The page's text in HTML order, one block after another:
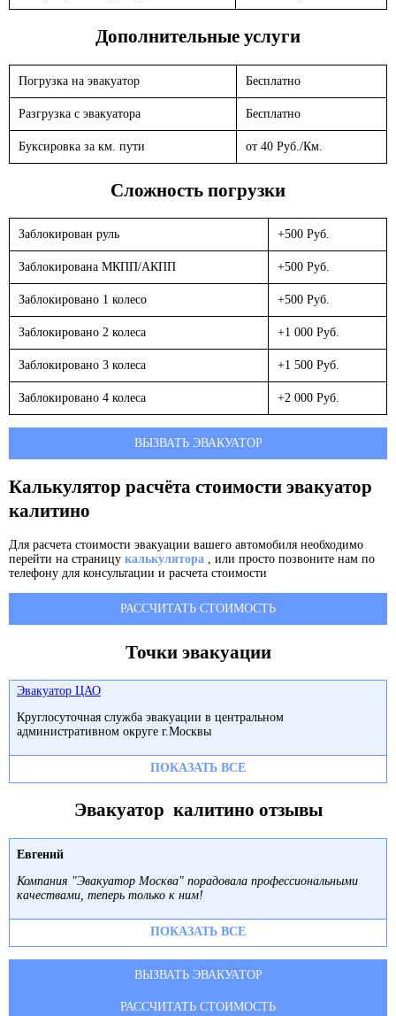
Дополнительные услуги
Погрузка на эвакуатор Бесплатно
Разгрузка с эвакуатора Бесплатно
Буксировка за км. пути от 40 Руб./Км.
Сложность погрузки
Заблокирован руль +500 Руб.
Заблокирована МКПП/АКПП +500 Руб.
Заблокировано 1 колесо +500 Руб.
Заблокировано 2 колеса +1 000 Руб.
Заблокировано 3 колеса +1 500 Руб.
Заблокировано 4 колеса +2 000 Руб.
ВЫЗВАТЬ ЭВАКУАТОР
Калькулятор расчёта стоимости эвакуатор
калитино
Для расчета стоимости эвакуации вашего автомобиля необходимо
перейти на страницу калькулятора , или просто позвоните нам по
телефону для консультации и расчета стоимости
РАССЧИТАТЬ СТОИМОСТЬ
Точки эвакуации
Эвакуатор ЦАО
Круглосуточная служба эвакуации в центральном
административном округе г.Москвы
ПОКАЗАТЬ ВСЕ
Эвакуатор калитино отзывы
Евгений
Компания "Эвакуатор Москва" порадовала профессиональными
качествами, теперь только к ним!
ПОКАЗАТЬ ВСЕ
ВЫЗВАТЬ ЭВАКУАТОР
РАССЧИТАТЬ СТОИМОСТЬ